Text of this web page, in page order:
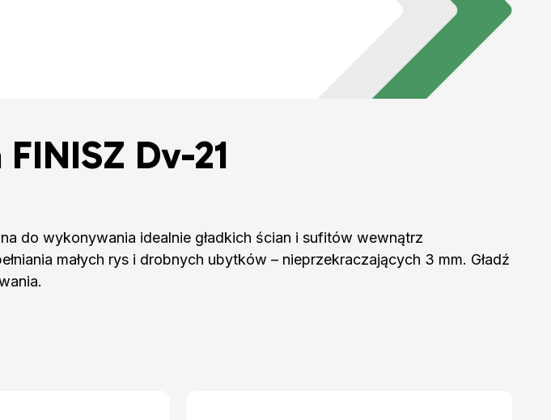
Dv-21
do wykonywania idealnie gładkich ścian i sufitów wewnątrz
małych rys i drobnych ubytków – nieprzekraczających 3 mm. Gładź